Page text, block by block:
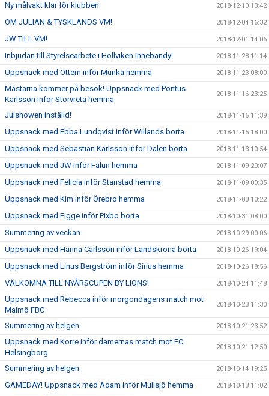
Ny målvakt klar för klubben 2018-12-10 13:42
OM JULIAN & TYSKLANDS VM! 2018-12-04 16:32
JW TILL VM! 2018-12-01 14:06
Inbjudan till Styrelsearbete i Höllviken Innebandy! 2018-11-28 11:14
Uppsnack med Ottern inför Munka hemma 2018-11-23 08:00
Mästarna kommer på besök! Uppsnack med Pontus
Karlsson inför Storvreta hemma
2018-11-16 23:25
Julshowen inställd! 2018-11-16 11:39
Uppsnack med Ebba Lundqvist inför Willands borta 2018-11-15 18:00
Uppsnack med Sebastian Karlsson inför Dalen borta 2018-11-13 10:54
Uppsnack med JW inför Falun hemma 2018-11-09 20:07
Uppsnack med Felicia inför Stanstad hemma 2018-11-09 00:35
Uppsnack med Kim inför Örebro hemma 2018-11-03 10:22
Uppsnack med Figge inför Pixbo borta 2018-10-31 08:00
Summering av veckan 2018-10-29 00:06
Uppsnack med Hanna Carlsson inför Landskrona borta 2018-10-26 19:04
Uppsnack med Linus Bergström inför Sirius hemma 2018-10-26 18:56
VÄLKOMNA TILL NYÅRSCUPEN BY LIONS! 2018-10-24 11:48
Uppsnack med Rebecca inför morgondagens match mot
Malmö FBC
2018-10-23 11:30
Summering av helgen 2018-10-21 23:52
Uppsnack med Korre inför damernas match mot FC
Helsingborg
2018-10-21 12:50
Summering av helgen 2018-10-14 19:25
GAMEDAY! Uppsnack med Adam inför Mullsjö hemma 2018-10-13 11:02